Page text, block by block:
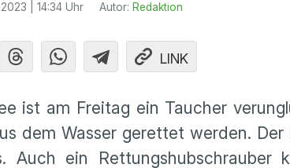
| 14:34 Uhr Autor: Redaktion
LINK
ist am Freitag ein Taucher
dem Wasser gerettet werden.
Auch ein